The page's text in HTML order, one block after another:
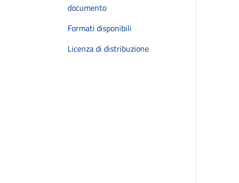
documento
Formati disponibili
Licenza di distribuzione